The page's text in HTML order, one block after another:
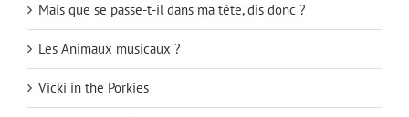
Mais que se passe-t-il dans ma tête, dis donc ?
Les Animaux musicaux ?
Vicki in the Porkies